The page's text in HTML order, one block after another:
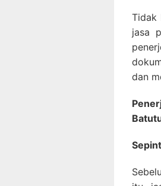
Tidak
jasa
dan